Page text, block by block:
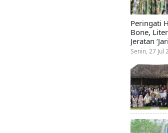
Peringati
Bone,
Jeratan
Senin, 27 Jul